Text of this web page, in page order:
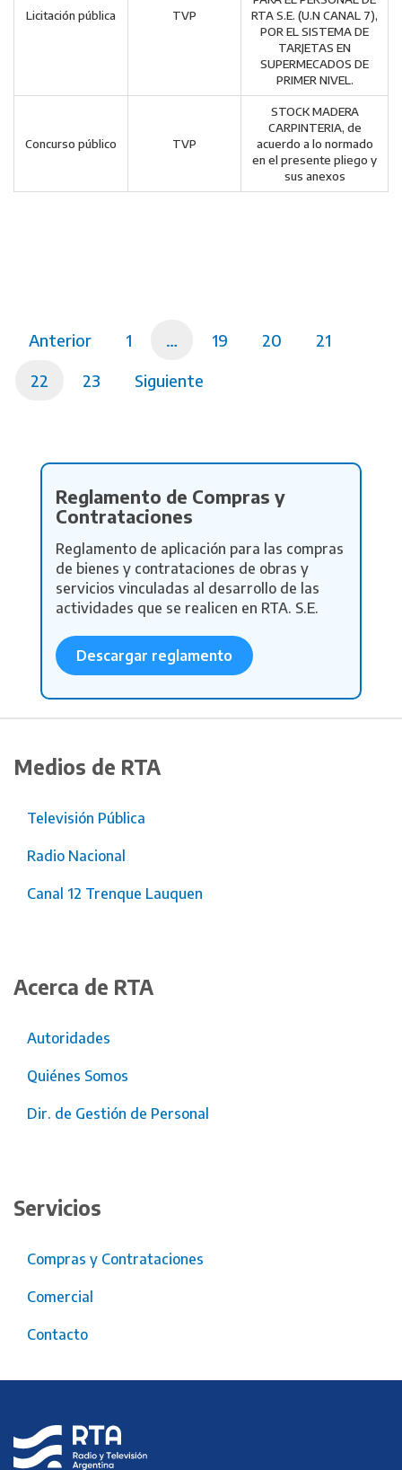
Licitación pública TVP
RTA S.E. (U.N CANAL 7),
POR EL SISTEMA DE
TARJETAS EN
SUPERMECADOS DE
PRIMER NIVEL.
Concurso público TVP
STOCK MADERA
CARPINTERIA, de
acuerdo a lo normado
en el presente pliego y
sus anexos
Anterior 1 … 19 20
21
22
23 Siguiente
Reglamento de Compras y
Contrataciones
Reglamento de aplicación para las compras
de bienes y contrataciones de obras y
servicios vinculadas al desarrollo de las
actividades que se realicen en RTA. S.E.
Descargar reglamento
Medios de RTA
Televisión Pública
Radio Nacional
Canal 12 Trenque Lauquen
Acerca de RTA
Autoridades
Quiénes Somos
Dir. de Gestión de Personal
Servicios
Compras y Contrataciones
Comercial
Contacto
RTA
Radio y
Televisión